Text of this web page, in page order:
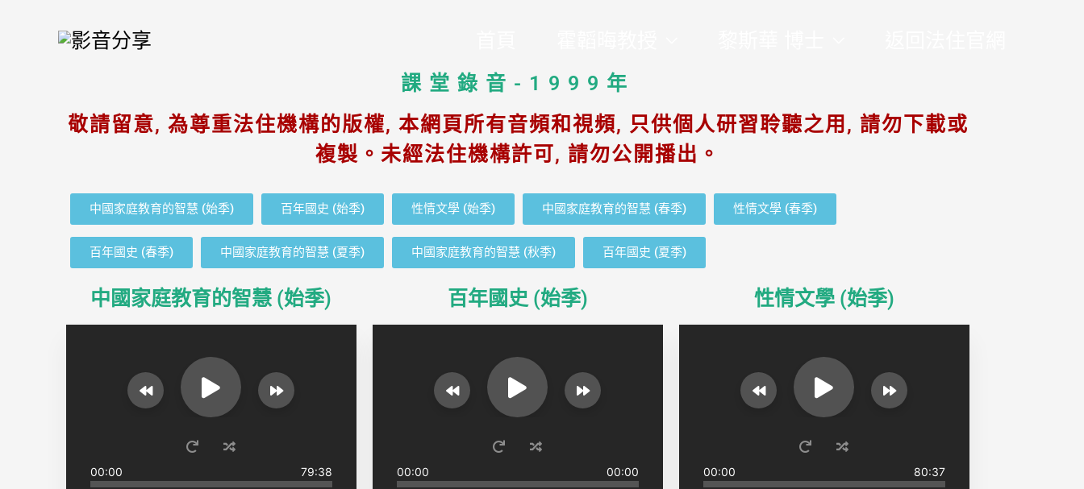
課堂錄音-1999年
敬請留意, 為尊重法住機構的版權, 本網頁所有音頻和視頻, 只供個人研習聆聽之用, 請勿下載或
複製。未經法住機構許可, 請勿公開播出。
中國家庭教育的智慧 (始季) 百年國史 (始季) 性情文學 (始季) 中國家庭教育的智慧 (春季) 性情文學 (春季)
百年國史 (春季) 中國家庭教育的智慧 (夏季) 中國家庭教育的智慧 (秋季) 百年國史 (夏季)
中國家庭教育的智慧 (始季)
00:00 79:38
百年國史 (始季)
00:00 00:00
性情文學 (始季)
00:00 80:37